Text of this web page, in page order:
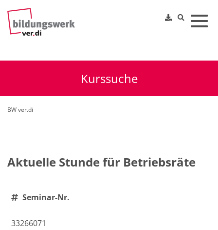
Kurssuche
BW ver.di
Aktuelle Stunde für Betriebsräte
Seminar-Nr.
33266071